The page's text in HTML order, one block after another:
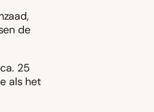
de
25
als het